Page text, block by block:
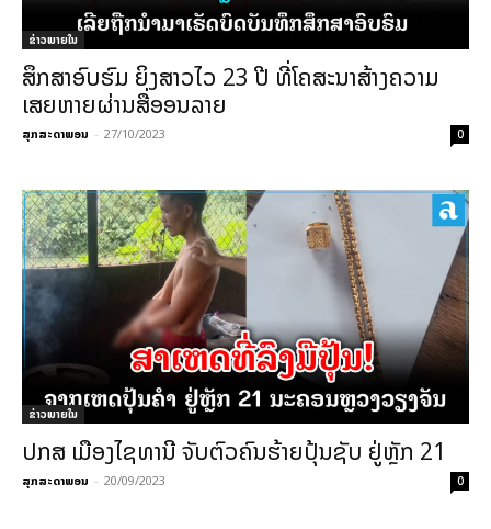
ຂ່າວພາຍ​ໃນ
ສຶກສາອົບຮົມ ຍິງສາວໄວ 23 ປີ ທີ່ໂຄສະນາສ້າງຄວາມ
ເສຍຫາຍຜ່ານສື່ອອນລາຍ
ສຸກສະດາພອນ - 27/10/2023 0
ຂ່າວພາຍ​ໃນ
ປກສ ເມືອງໄຊທານີ ຈັບຕົວຄົນຮ້າຍປຸ້ນຊັບ ຢູ່ຫຼັກ 21
ສຸກສະດາພອນ - 20/09/2023 0